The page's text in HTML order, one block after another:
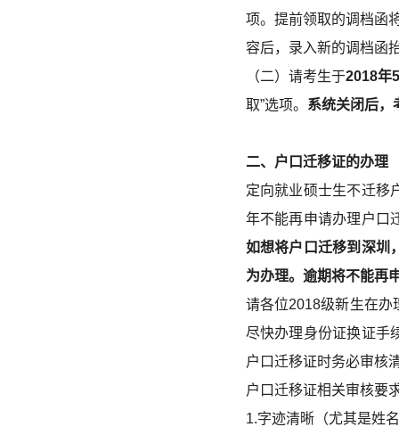
项。提前领取的调档函
容后，录入新的调档函
（二）请考生于2018年
取”选项。 系统关闭后，
二、户口迁移证的办理
定向就业硕士生不迁移
年不能再申请办理户口
如想将户口迁移到深圳
为办理。逾期将不能再
请各位2018级新生在
尽快办理身份证换证手
户口迁移证时务必审核
户口迁移证相关审核要
1.字迹清晰（尤其是姓